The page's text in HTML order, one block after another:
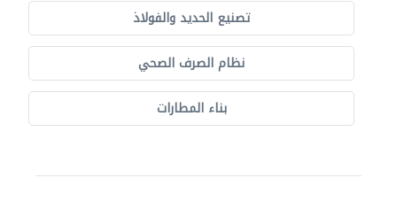
تصنيع الحديد والفولاذ
نظام الصرف الصحي
بناء المطارات